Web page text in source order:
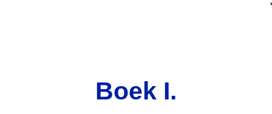
Boek I.